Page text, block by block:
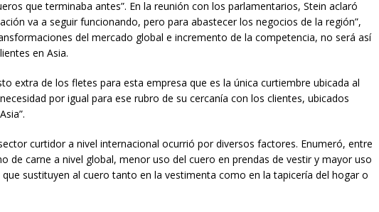
que terminaba antes”. En la reunión con los parlamentarios, Stein aclaró
va a seguir funcionando, pero para abastecer los negocios de la región”,
del mercado global e incremento de la competencia, no será así
en Asia.
extra de los fletes para esta empresa que es la única curtiembre ubicada al
por igual para ese rubro de su cercanía con los clientes, ubicados
curtidor a nivel internacional ocurrió por diversos factores. Enumeró, entre
de carne a nivel global, menor uso del cuero en prendas de vestir y mayor uso
sustituyen al cuero tanto en la vestimenta como en la tapicería del hogar o